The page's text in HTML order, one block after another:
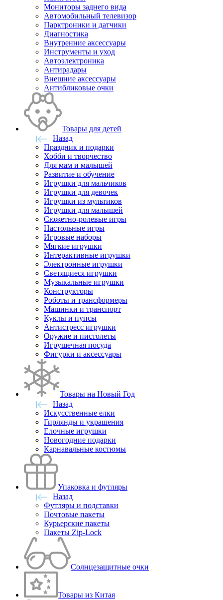
Мониторы заднего вида
Автомобильный телевизор
Парктроники и датчики
Диагностика
Внутренние аксессуары
Инструменты и уход
Автоэлектроника
Антирадары
Внешние аксессуары
Антибликовые очки
Товары для детей
Назад
Праздник и подарки
Хобби и творчество
Для мам и малышей
Развитие и обучение
Игрушки для мальчиков
Игрушки для девочек
Игрушки из мультиков
Игрушки для малышей
Сюжетно-ролевые игры
Настольные игры
Игровые наборы
Мягкие игрушки
Интерактивные игрушки
Электронные игрушки
Светящиеся игрушки
Музыкальные игрушки
Конструкторы
Роботы и трансформеры
Машинки и транспорт
Куклы и пупсы
Антистресс игрушки
Оружие и пистолеты
Игрушечная посуда
Фигурки и аксессуары
Товары на Новый Год
Назад
Искусственные елки
Гирлянды и украшения
Елочные игрушки
Новогодние подарки
Карнавальные костюмы
Упаковка и футляры
Назад
Футляры и подставки
Почтовые пакеты
Курьерские пакеты
Пакеты Zip-Lock
Солнцезащитные очки
Товары из Китая